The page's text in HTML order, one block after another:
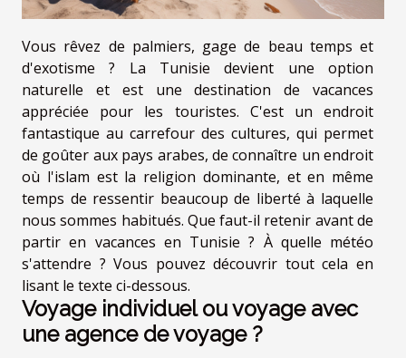
Vous rêvez de palmiers, gage de beau temps et
d'exotisme ? La Tunisie devient une option
naturelle et est une destination de vacances
appréciée pour les touristes. C'est un endroit
fantastique au carrefour des cultures, qui permet
de goûter aux pays arabes, de connaître un endroit
où l'islam est la religion dominante, et en même
temps de ressentir beaucoup de liberté à laquelle
nous sommes habitués. Que faut-il retenir avant de
partir en vacances en Tunisie ? À quelle météo
s'attendre ? Vous pouvez découvrir tout cela en
lisant le texte ci-dessous.
Voyage individuel ou voyage avec
une agence de voyage ?